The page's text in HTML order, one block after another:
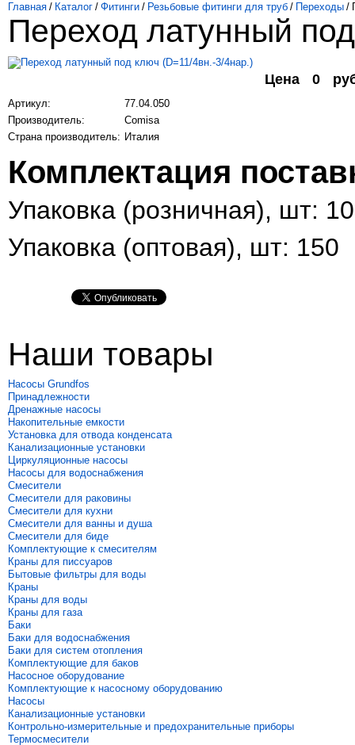
Главная / Каталог / Фитинги / Резьбовые фитинги для труб / Переходы /
Переход латунный
Цена 0
Артикул:
77.04.050
Производитель:
Comisa
Страна производитель: Италия
Комплектация
Упаковка (розничная), шт: 10
Упаковка (оптовая), шт: 150
Наши товары
Насосы Grundfos
Принадлежности
Дренажные насосы
Накопительные емкости
Установка для отвода конденсата
Канализационные установки
Циркуляционные насосы
Насосы для водоснабжения
Смесители
Смесители для раковины
Смесители для кухни
Смесители для ванны и душа
Смесители для биде
Комплектующие к смесителям
Краны для писсуаров
Бытовые фильтры для воды
Краны
Краны для воды
Краны для газа
Баки
Баки для водоснабжения
Баки для систем отопления
Комплектующие для баков
Насосное оборудование
Комплектующие к насосному оборудованию
Насосы
Канализационные установки
Контрольно-измерительные и предохранительные приборы
Термосмесители